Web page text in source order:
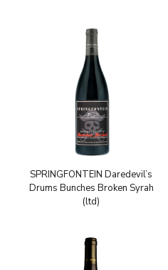
SPRINGFONTEIN Daredevil’s
Drums Bunches Broken Syrah
(ltd)